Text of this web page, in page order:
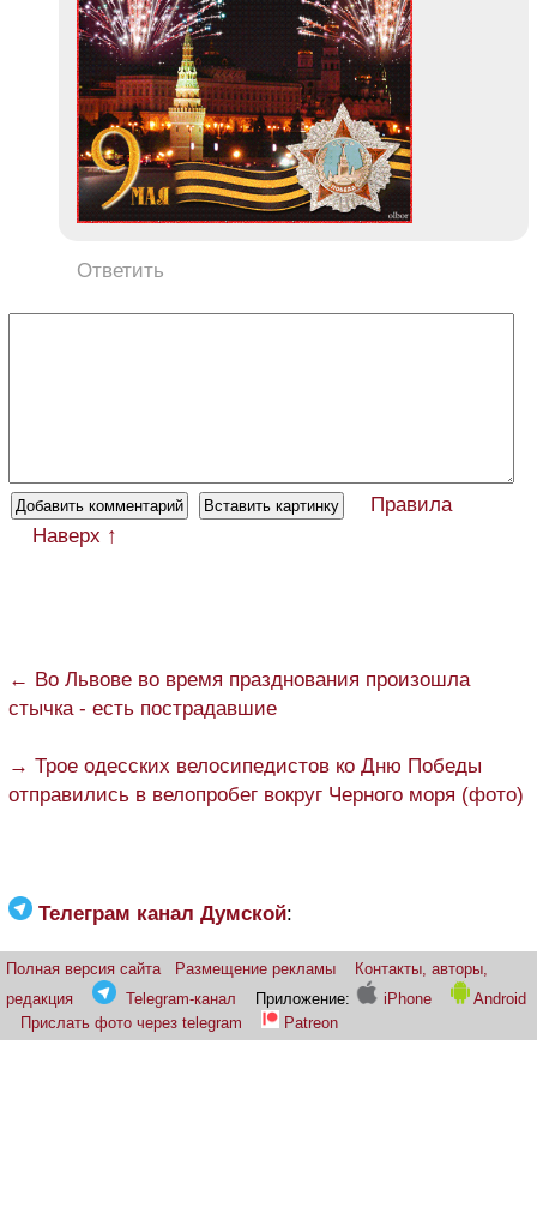
Ответить
Правила
Наверх ↑
← Во Львове во время празднования произошла
стычка - есть пострадавшие
→ Трое одесских велосипедистов ко Дню Победы
отправились в велопробег вокруг Черного моря (фото)
Телеграм канал Думской:
Полная версия сайта Размещение рекламы
Контакты, авторы,
редакция
Telegram-канал Приложение: iPhone
Android
Прислать фото через telegram
Patreon